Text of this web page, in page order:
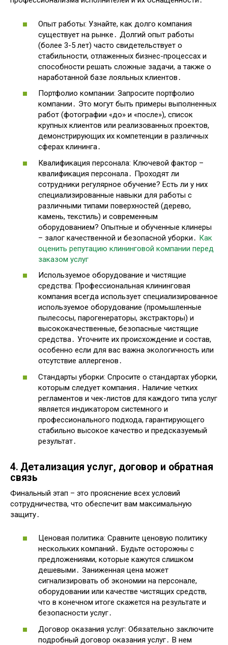
Опыт работы: Узнайте, как долго компания
существует на рынке․ Долгий опыт работы
(более 3-5 лет) часто свидетельствует о
стабильности, отлаженных бизнес-процессах и
способности решать сложные задачи, а также о
наработанной базе лояльных клиентов․
Портфолио компании: Запросите портфолио
компании․ Это могут быть примеры выполненных
работ (фотографии «до» и «после»), список
крупных клиентов или реализованных проектов,
демонстрирующих их компетенции в различных
сферах клининга․
Квалификация персонала: Ключевой фактор –
квалификация персонала․ Проходят ли
сотрудники регулярное обучение? Есть ли у них
специализированные навыки для работы с
различными типами поверхностей (дерево,
камень, текстиль) и современным
оборудованием? Опытные и обученные клинеры
– залог качественной и безопасной уборки․ Как
оценить репутацию клининговой компании перед
заказом услуг
Используемое оборудование и чистящие
средства: Профессиональная клининговая
компания всегда использует специализированное
используемое оборудование (промышленные
пылесосы, парогенераторы, экстракторы) и
высококачественные, безопасные чистящие
средства․ Уточните их происхождение и состав,
особенно если для вас важна экологичность или
отсутствие аллергенов․
Стандарты уборки: Спросите о стандартах уборки,
которым следует компания․ Наличие четких
регламентов и чек-листов для каждого типа услуг
является индикатором системного и
профессионального подхода, гарантирующего
стабильно высокое качество и предсказуемый
результат․
4․ Детализация услуг, договор и обратная
связь
Финальный этап – это прояснение всех условий
сотрудничества, что обеспечит вам максимальную
защиту․
Ценовая политика: Сравните ценовую политику
нескольких компаний․ Будьте осторожны с
предложениями, которые кажутся слишком
дешевыми․ Заниженная цена может
сигнализировать об экономии на персонале,
оборудовании или качестве чистящих средств,
что в конечном итоге скажется на результате и
безопасности услуг․
Договор оказания услуг: Обязательно заключите
подробный договор оказания услуг․ В нем